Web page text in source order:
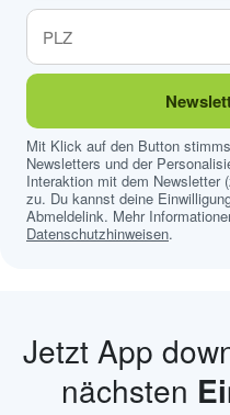
Mit Klick auf den Button
Newsletters und der
Interaktion mit dem
zu. Du kannst deine
Abmeldelink. Mehr
Datenschutzhinweisen.
Jetzt App
nächsten